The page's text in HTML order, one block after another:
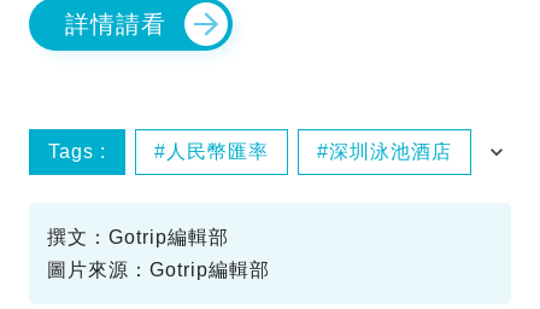
詳情請看
Tags : 人民幣匯率 深圳泳池酒店
撰文：Gotrip編輯部
圖片來源：Gotrip編輯部